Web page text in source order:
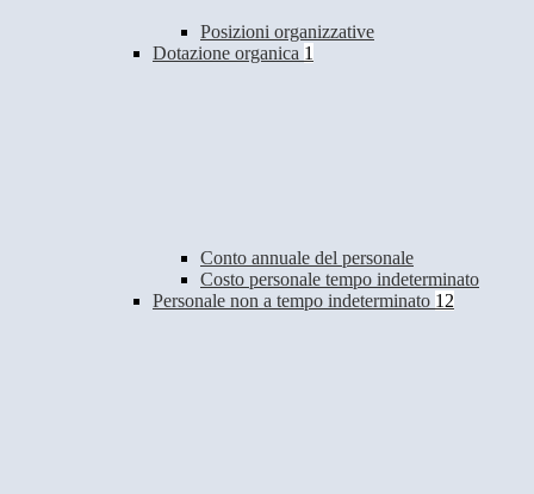
Posizioni organizzative
Dotazione organica 1
Conto annuale del personale
Costo personale tempo indeterminato
Personale non a tempo indeterminato 12